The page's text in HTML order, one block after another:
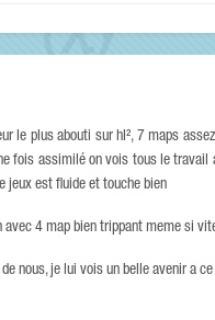
le plus abouti sur hl², 7 maps
fois assimilé on vois tous le
jeux est fluide et touche bien
avec 4 map bien trippant meme si
nous, je lui vois un belle avenir a